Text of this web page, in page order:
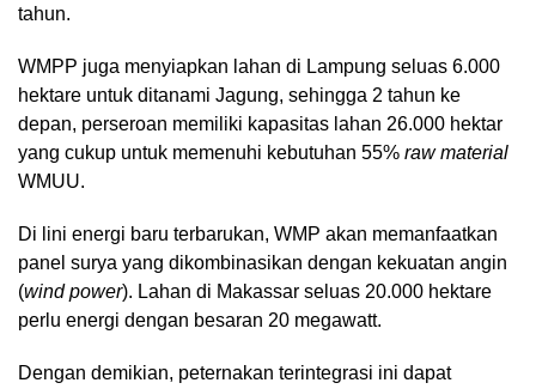
tahun.
WMPP juga menyiapkan lahan di Lampung seluas 6.000
hektare untuk ditanami Jagung, sehingga 2 tahun ke
depan, perseroan memiliki kapasitas lahan 26.000 hektar
yang cukup untuk memenuhi kebutuhan 55% raw material
WMUU.
Di lini energi baru terbarukan, WMP akan memanfaatkan
panel surya yang dikombinasikan dengan kekuatan angin
(wind power). Lahan di Makassar seluas 20.000 hektare
perlu energi dengan besaran 20 megawatt.
Dengan demikian, peternakan terintegrasi ini dapat